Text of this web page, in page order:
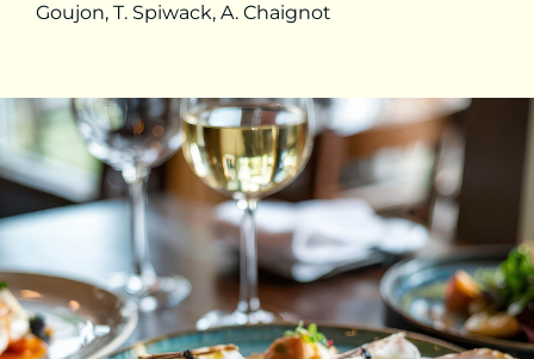
Goujon, T. Spiwack, A. Chaignot